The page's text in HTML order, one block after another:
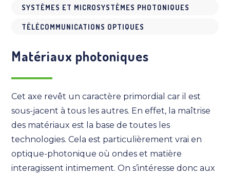
SYSTÈMES ET MICROSYSTÈMES PHOTONIQUES
TÉLÉCOMMUNICATIONS OPTIQUES
Matériaux photoniques
Cet axe revêt un caractère primordial car il est
sous-jacent à tous les autres. En effet, la maîtrise
des matériaux est la base de toutes les
technologies. Cela est particulièrement vrai en
optique-photonique où ondes et matière
interagissent intimement. On s’intéresse donc aux